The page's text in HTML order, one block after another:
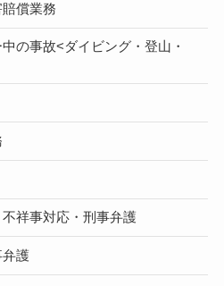
償業務
の事故<ダイビング・登山・
祥事対応・刑事弁護
弁護